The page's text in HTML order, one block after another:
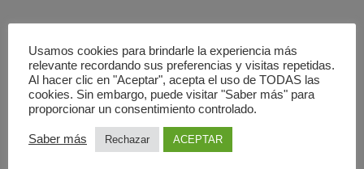
Valoraciones (0)
Basado En 0 Valoraciones
Usamos cookies para brindarle la experiencia más
relevante recordando sus preferencias y visitas repetidas.
Al hacer clic en "Aceptar", acepta el uso de TODAS las
cookies. Sin embargo, puede visitar "Saber más" para
proporcionar un consentimiento controlado.
Saber más Rechazar ACEPTAR